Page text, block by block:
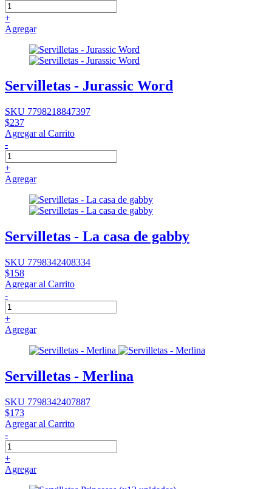
+
Agregar
Servilletas - Jurassic Word
SKU 7798218847397
$237
Agregar al Carrito
-
+
Agregar
Servilletas - La casa de gabby
SKU 7798342408334
$158
Agregar al Carrito
-
+
Agregar
Servilletas - Merlina
SKU 7798342407887
$173
Agregar al Carrito
-
+
Agregar